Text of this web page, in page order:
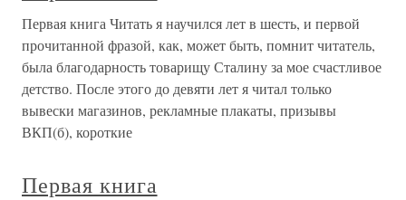
Первая книга Читать я научился лет в шесть, и первой
прочитанной фразой, как, может быть, помнит читатель,
была благодарность товарищу Сталину за мое счастливое
детство. После этого до девяти лет я читал только
вывески магазинов, рекламные плакаты, призывы
ВКП(б), короткие
Первая книга